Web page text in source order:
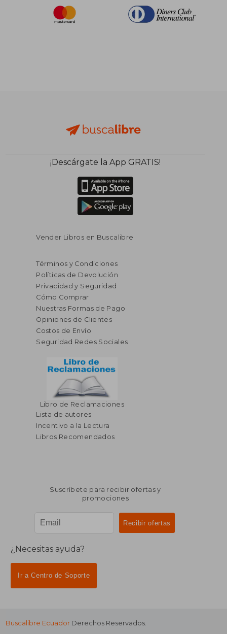
¡Descárgate la App GRATIS!
Vender Libros en Buscalibre
Términos y Condiciones
Políticas de Devolución
Privacidad y Seguridad
Cómo Comprar
Nuestras Formas de Pago
Opiniones de Clientes
Costos de Envío
Seguridad Redes Sociales
Libro de Reclamaciones
Lista de autores
Incentivo a la Lectura
Libros Recomendados
Suscríbete para recibir ofertas y
promociones
¿Necesitas ayuda?
Ir a Centro de Soporte
Buscalibre Ecuador Derechos Reservados.